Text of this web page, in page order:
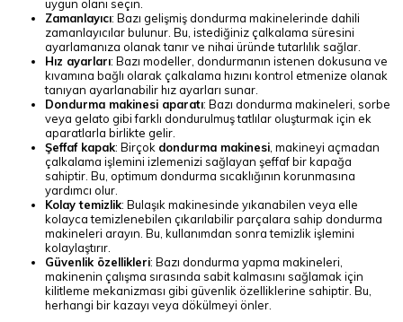
uygun olanı seçin.
Zamanlayıcı: Bazı gelişmiş dondurma makinelerinde dahili
zamanlayıcılar bulunur. Bu, istediğiniz çalkalama süresini
ayarlamanıza olanak tanır ve nihai üründe tutarlılık sağlar.
Hız ayarları: Bazı modeller, dondurmanın istenen dokusuna ve
kıvamına bağlı olarak çalkalama hızını kontrol etmenize olanak
tanıyan ayarlanabilir hız ayarları sunar.
Dondurma makinesi aparatı: Bazı dondurma makineleri, sorbe
veya gelato gibi farklı dondurulmuş tatlılar oluşturmak için ek
aparatlarla birlikte gelir.
Şeffaf kapak: Birçok dondurma makinesi , makineyi açmadan
çalkalama işlemini izlemenizi sağlayan şeffaf bir kapağa
sahiptir. Bu, optimum dondurma sıcaklığının korunmasına
yardımcı olur.
Kolay temizlik: Bulaşık makinesinde yıkanabilen veya elle
kolayca temizlenebilen çıkarılabilir parçalara sahip dondurma
makineleri arayın. Bu, kullanımdan sonra temizlik işlemini
kolaylaştırır.
Güvenlik özellikleri: Bazı dondurma yapma makineleri,
makinenin çalışma sırasında sabit kalmasını sağlamak için
kilitleme mekanizması gibi güvenlik özelliklerine sahiptir. Bu,
herhangi bir kazayı veya dökülmeyi önler.